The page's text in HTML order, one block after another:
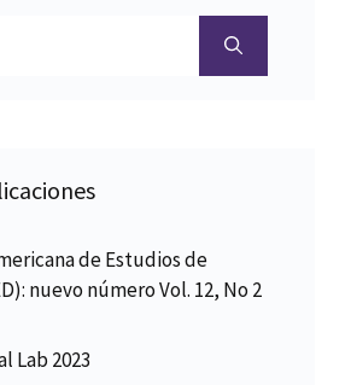
de Estudios de
nuevo número Vol. 12, No 2
Lab 2023